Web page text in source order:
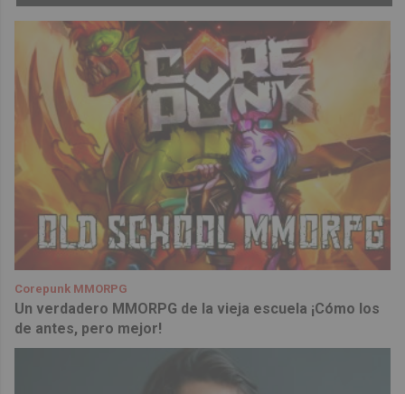
Corepunk MMORPG
Un verdadero MMORPG de la vieja escuela ¡Cómo los
de antes, pero mejor!